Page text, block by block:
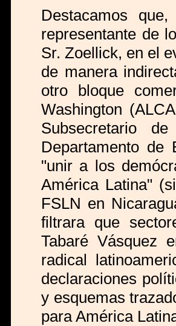
Destacamos
representante de
Sr. Zoellick, en el
de manera
otro bloque
Washington
Subsecretario
Departamento de
"unir a los
América Latina"
FSLN en
filtrara que
Tabaré Vásquez
radical
declaraciones
y esquemas
para América